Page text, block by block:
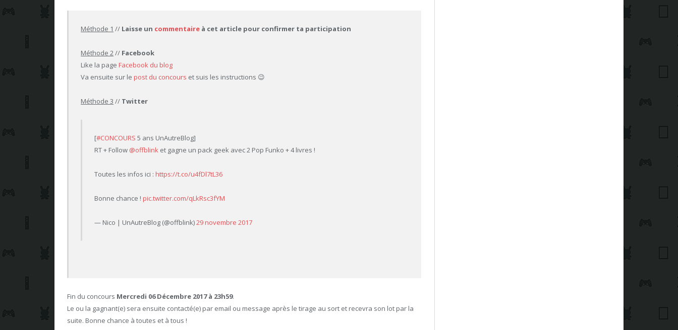
Méthode 1 // Laisse un commentaire à cet article pour confirmer ta participation
Méthode 2// Facebook
Like la page Facebook du blog
Va ensuite sur lepost du concours et suis les instructions 😉
Méthode 3 // Twitter
[#CONCOURS 5 ans UnAutreBlog]
RT + Follow @offblink et gagne un pack geek avec 2 Pop Funko + 4 livres !
Toutes les infos ici :https://t.co/u4fDl7tL36
Bonne chance !pic.twitter.com/qLkRsc3fYM
— Nico | UnAutreBlog (@offblink)29 novembre 2017
Fin du concours Mercredi 06 Décembre 2017 à 23h59.
Le ou la gagnant(e) sera ensuite contacté(e) par email ou message après le tirage au sort et recevra son lot par la
suite. Bonne chance à toutes et à tous !